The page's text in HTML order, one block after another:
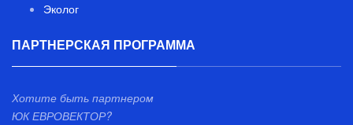
Эколог
ПАРТНЕРСКАЯ ПРОГРАММА
Хотите быть партнером
ЮК ЕВРОВЕКТОР?